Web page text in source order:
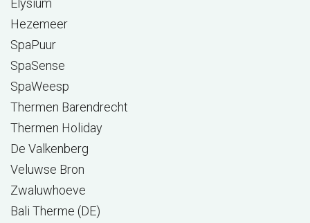
Elysium
Hezemeer
SpaPuur
SpaSense
SpaWeesp
Thermen Barendrecht
Thermen Holiday
De Valkenberg
Veluwse Bron
Zwaluwhoeve
Bali Therme (DE)